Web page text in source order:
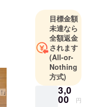
目標金額
未達なら
全額返金
されます
(All-or-
Nothing
方式)
3,0
00 円